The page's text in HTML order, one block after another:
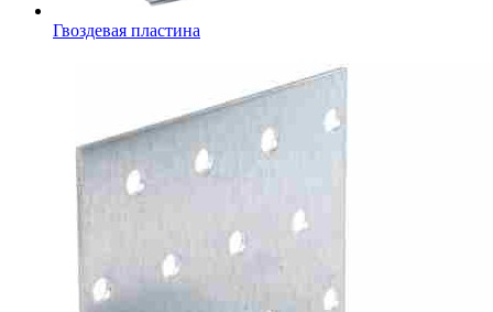
Гвоздевая пластина